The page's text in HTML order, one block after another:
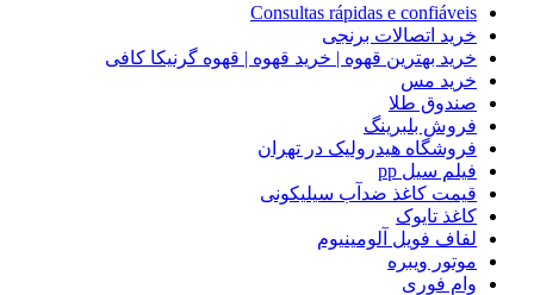
Consultas rápidas e confiáveis
خرید اتصالات برنجی
خرید بهترین قهوه | خرید قهوه | قهوه گرنیکا کافی
خرید مس
صندوق طلا
فروش بلبرینگ
فروشگاه هیدرولیک در تهران
فیلم سیل pp
قیمت کاغذ ضدآب سیلیکونی
کاغذ تایوک
لفاف فویل آلومینیوم
موتور ویبره
وام فوری